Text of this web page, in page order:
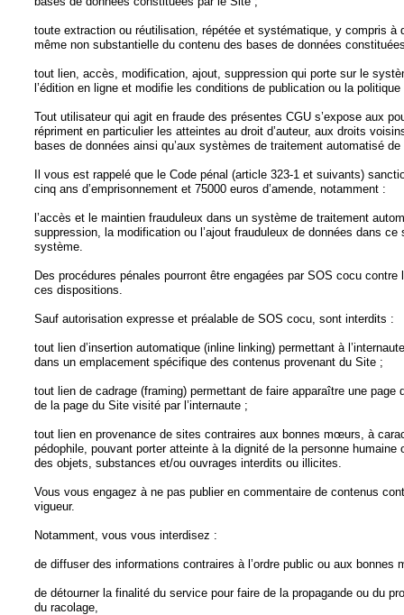
toute extraction ou réutilisation, répétée et systématique, y compris à
même non substantielle du contenu des bases de données
tout lien, accès, modification, ajout, suppression qui porte sur le
l’édition en ligne et modifie les conditions de publication ou la politique
Tout utilisateur qui agit en fraude des présentes CGU s’expose aux
répriment en particulier les atteintes au droit d’auteur, aux droits
bases de données ainsi qu’aux systèmes de traitement automatisé de
Il vous est rappelé que le Code pénal (article 323-1 et suivants)
cinq ans d’emprisonnement et 75000 euros d’amende, notamment :
l’accès et le maintien frauduleux dans un système de traitement
suppression, la modification ou l’ajout frauduleux de données dans ce
système.
Des procédures pénales pourront être engagées par SOS cocu contre
ces dispositions.
Sauf autorisation expresse et préalable de SOS cocu, sont interdits :
tout lien d’insertion automatique (inline linking) permettant à
dans un emplacement spécifique des contenus provenant du Site ;
tout lien de cadrage (framing) permettant de faire apparaître une page
de la page du Site visité par l’internaute ;
tout lien en provenance de sites contraires aux bonnes mœurs, à
pédophile, pouvant porter atteinte à la dignité de la personne humaine
des objets, substances et/ou ouvrages interdits ou illicites.
Vous vous engagez à ne pas publier en commentaire de contenus
vigueur.
Notamment, vous vous interdisez :
de diffuser des informations contraires à l’ordre public ou aux bonnes
de détourner la finalité du service pour faire de la propagande ou du
du racolage,